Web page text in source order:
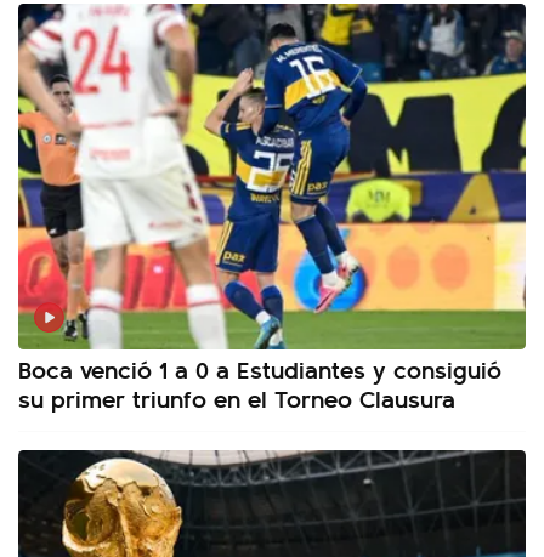
Boca venció 1 a 0 a Estudiantes y consiguió
su primer triunfo en el Torneo Clausura